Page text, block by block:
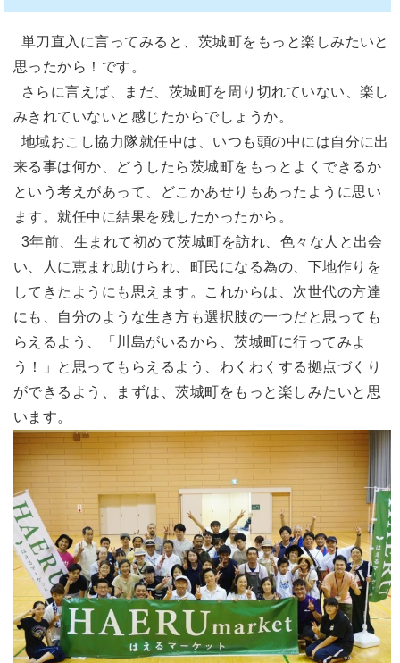
単刀直入に言ってみると、茨城町をもっと楽しみたいと
思ったから！です。
さらに言えば、まだ、茨城町を周り切れていない、楽し
みきれていないと感じたからでしょうか。
地域おこし協力隊就任中は、いつも頭の中には自分に出
来る事は何か、どうしたら茨城町をもっとよくできるか
という考えがあって、どこかあせりもあったように思い
ます。就任中に結果を残したかったから。
3年前、生まれて初めて茨城町を訪れ、色々な人と出会
い、人に恵まれ助けられ、町民になる為の、下地作りを
してきたようにも思えます。これからは、次世代の方達
にも、自分のような生き方も選択肢の一つだと思っても
らえるよう、「川島がいるから、茨城町に行ってみよ
う！」と思ってもらえるよう、わくわくする拠点づくり
ができるよう、まずは、茨城町をもっと楽しみたいと思
います。